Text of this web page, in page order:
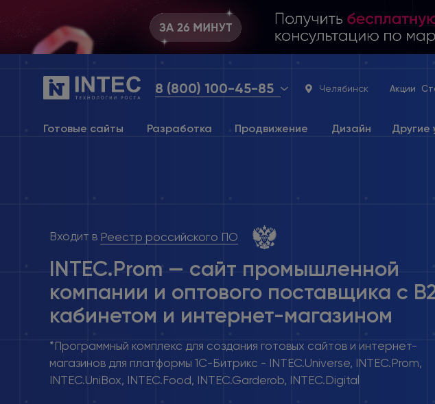
8 (800) 100-45-85 Челябинск Акции
Готовые сайты Разработка Продвижение Дизайн Другие
Входит в Реестр российского ПО
INTEC.Prom — сайт промышленной
компании и оптового поставщика с
кабинетом и интернет-магазином
*Программный комплекс для создания готовых сайтов и интернет-
магазинов для платформы 1С-Битрикс - INTEC.Universe, INTEC.Prom,
INTEC.UniBox, INTEC.Food, INTEC.Garderob, INTEC.Digital